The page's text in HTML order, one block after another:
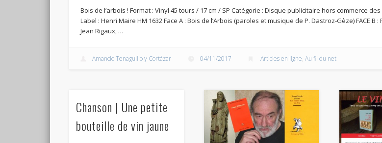
Bois de l’arbois ! Format : Vinyl 45 tours / 17 cm / SP Catégorie : Disque publicitaire hors commerce
Label : Henri Maire HM 1632 Face A : Bois de l’Arbois (paroles et musique de P. Dastroz-Gèze) FACE B
Jean Rigaux, …
Amancio Tenaguillo y Cortázar 04/11/2017 Articles en ligne, Au fil du net
Chanson | Une petite
bouteille de vin jaune